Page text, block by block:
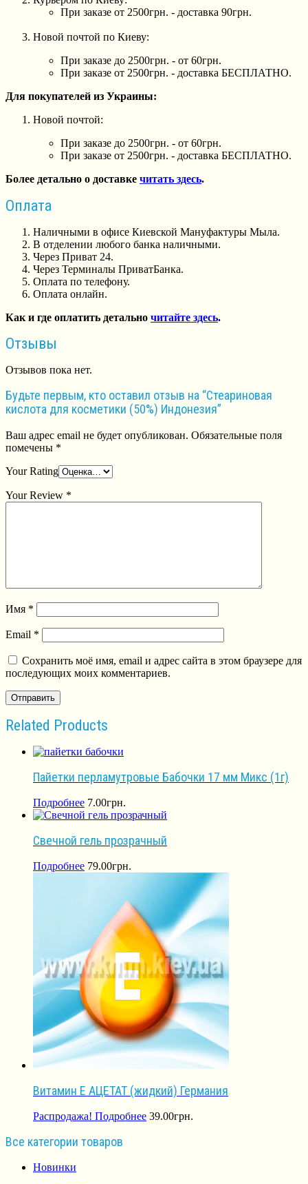
При заказе от 2500грн. - доставка 90грн.
Новой почтой по Киеву:
При заказе до 2500грн. - от 60грн.
При заказе от 2500грн. - доставка БЕСПЛАТНО.
Для покупателей из Украины:
Новой почтой:
При заказе до 2500грн. - от 60грн.
При заказе от 2500грн. - доставка БЕСПЛАТНО.
Более детально о доставке читать здесь.
Оплата
Наличными в офисе Киевской Мануфактуры Мыла.
В отделении любого банка наличными.
Через Приват 24.
Через Терминалы ПриватБанка.
Оплата по телефону.
Оплата онлайн.
Как и где оплатить детально читайте здесь.
Отзывы
Отзывов пока нет.
Будьте первым, кто оставил отзыв на “Стеариновая
кислота для косметики (50%) Индонезия”
Ваш адрес email не будет опубликован. Обязательные поля
помечены *
Your Rating
Your Review *
Имя *
Email *
Сохранить моё имя, email и адрес сайта в этом браузере для
последующих моих комментариев.
Related Products
Пайетки перламутровые Бабочки 17 мм Микс (1г)
Подробнее 7.00грн.
Свечной гель прозрачный
Подробнее 79.00грн.
Витамин E АЦЕТАТ (жидкий) Германия
Распродажа! Подробнее 39.00грн.
Все категории товаров
Новинки